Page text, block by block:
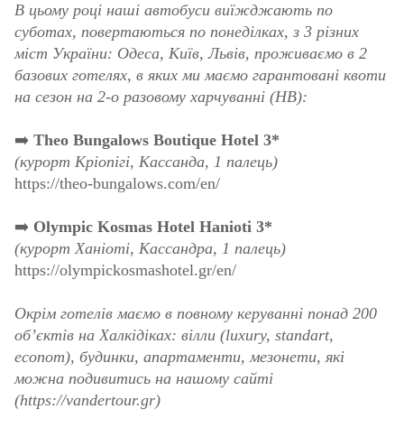
В цьому році наші автобуси виїжджають по
суботах, повертаються по понеділках, з 3 різних
міст України: Одеса, Київ, Львів, проживаємо в 2
базових готелях, в яких ми маємо гарантовані квоти
на сезон на 2-о разовому харчуванні (НВ):
➡️ Theo Bungalows Boutique Hotel 3*
(курорт Кріопігі, Кассанда, 1 палець)
https://theo-bungalows.com/en/
➡️ Olympic Kosmas Hotel Hanioti 3*
(курорт Ханіоті, Кассандра, 1 палець)
https://olympickosmashotel.gr/en/
Окрім готелів маємо в повному керуванні понад 200
об’єктів на Халкідіках: вілли (luxury, standart,
econom), будинки, апартаменти, мезонети, які
можна подивитись на нашому сайті
(https://vandertour.gr)